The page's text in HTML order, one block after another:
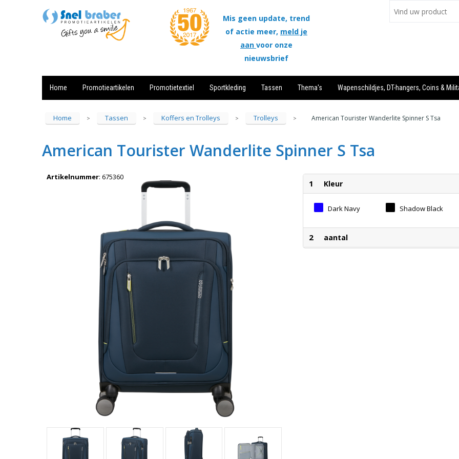
Mis geen update, trend
of actie meer, meld je
aan voor onze
nieuwsbrief
Home Promotieartikelen Promotietextiel Sportkleding Tassen Thema's Wapenschildjes, DT-hangers, Coins &
Home > Tassen > Koffers en Trolleys > Trolleys > American Tourister Wanderlite Spinner S Tsa
American Tourister Wanderlite Spinner S Tsa
Artikelnummer: 675360
1 Kleur
Dark Navy Shadow Black
2 aantal